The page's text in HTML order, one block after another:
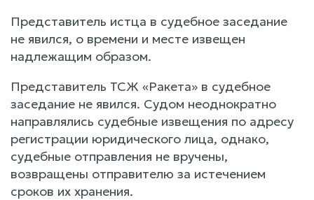
Представитель истца в судебное заседание
не явился, о времени и месте извещен
надлежащим образом.
Представитель ТСЖ «Ракета» в судебное
заседание не явился. Судом неоднократно
направлялись судебные извещения по адресу
регистрации юридического лица, однако,
судебные отправления не вручены,
возвращены отправителю за истечением
сроков их хранения.